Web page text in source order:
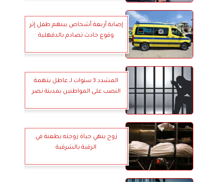
إصابة أربعة أشخاص بينهم طفل إثر
وقوع حادث تصادم بالدقهلية
المشدد 3 سنوات لـ عاطل بتهمة
النصب على المواطنين بمدينة نصر
زوج ينهي حياة زوجته بطعنة في
الرقبة بالشرقية